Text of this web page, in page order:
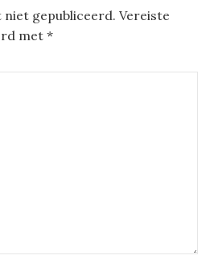
gepubliceerd. Vereiste
met *